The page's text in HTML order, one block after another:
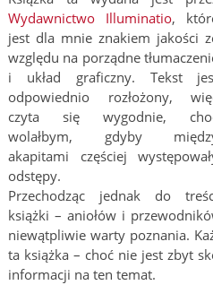
Wydawnictwo Illuminatio,
jest dla mnie znakiem jakości
względu na porządne
i układ graficzny. Tekst
odpowiednio rozłożony,
czyta się wygodnie,
wolałbym, gdyby
akapitami częściej
odstępy.
Przechodząc jednak do
książki – aniołów i
niewątpliwie warty poznania.
ta książka – choć nie jest zbyt
informacji na ten temat.